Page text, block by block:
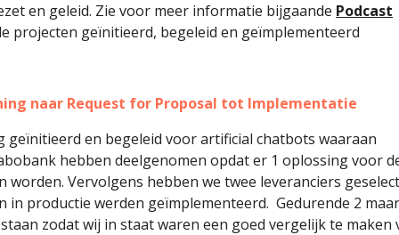
en geleid. Zie voor meer informatie bijgaande Podcast
projecten geïnitieerd, begeleid en geïmplementeerd
naar Request for Proposal tot Implementatie
en begeleid voor artificial chatbots waaraan
hebben deelgenomen opdat er 1 oplossing voor
Vervolgens hebben we twee leveranciers
in productie werden geïmplementeerd. Gedurende 2
zodat wij in staat waren een goed vergelijk te maken